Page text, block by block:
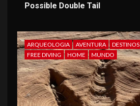
Possible Double Tail
ARQUEOLOGIA AVENTURA DESTINOS
FREE DIVING
HOME MUNDO